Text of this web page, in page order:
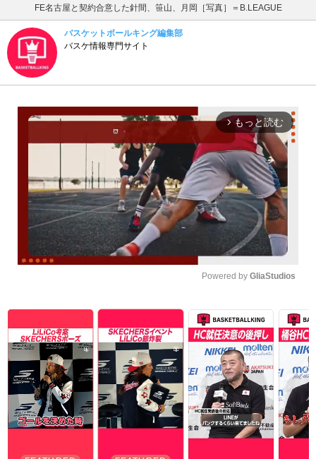
FE名古屋と契約合意した針間、笹山、月岡［写真］＝B.LEAGUE
バスケットボールキング編集部
バスケ情報専門サイト
arrow_forward_ios もっと読む
Powered by GliaStudios